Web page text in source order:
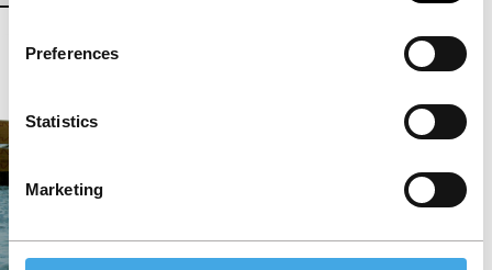
Preferences
Statistics
Marketing